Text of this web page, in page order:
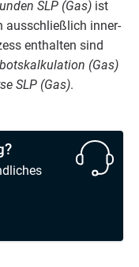
SLP (Gas) ist
aus­schließ­lich inner­
ent­hal­ten sind
(Gas)
SLP (Gas).